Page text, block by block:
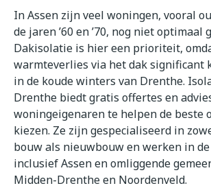
In Assen zijn veel woningen, vooral
de jaren ’60 en ’70, nog niet optimaal
Dakisolatie is hier een prioriteit,
warmteverlies via het dak significant
in de koude winters van Drenthe.
Drenthe biedt gratis offertes en
woningeigenaren te helpen de beste
kiezen. Ze zijn gespecialiseerd in
bouw als nieuwbouw en werken in
inclusief Assen en omliggende
Midden-Drenthe en Noordenveld.